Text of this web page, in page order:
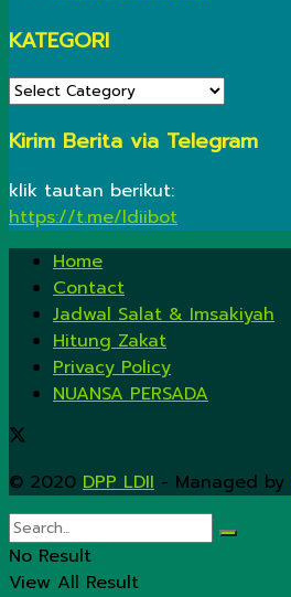
KATEGORI
KATEGORI
Kirim Berita via Telegram
klik tautan berikut:
https://t.me/ldiibot
Home
Contact
Jadwal Salat & Imsakiyah
Hitung Zakat
Privacy Policy
NUANSA PERSADA
© 2020 DPP LDII - Managed by
No Result
View All Result